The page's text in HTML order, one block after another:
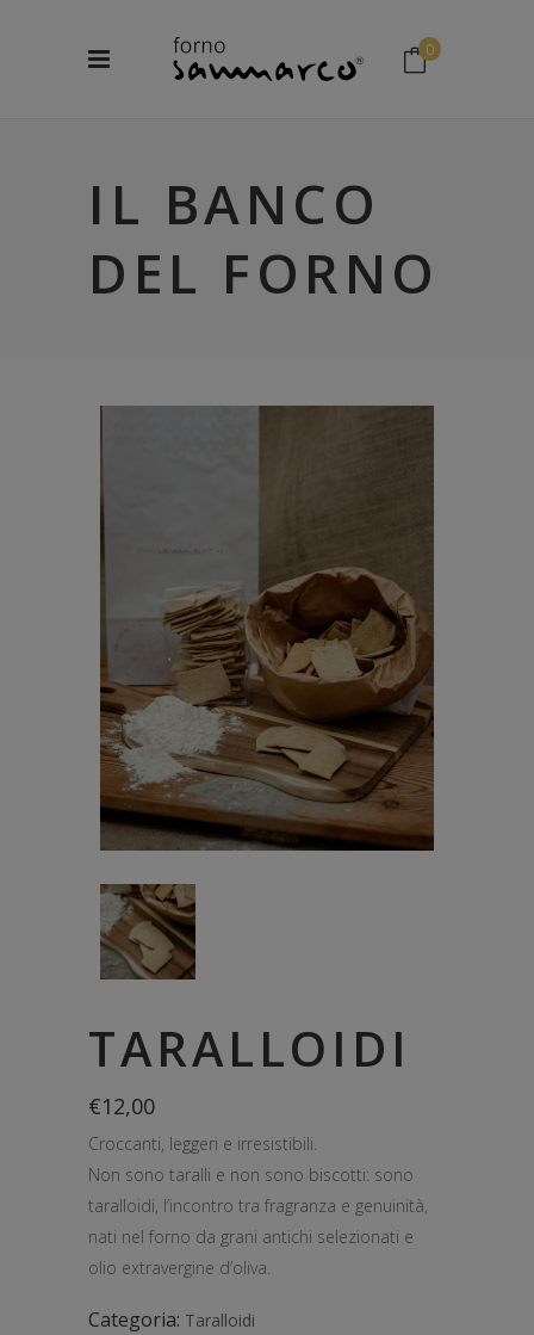
0
IL BANCO
DEL FORNO
TARALLOIDI
€12,00
Croccanti, leggeri e irresistibili.
Non sono taralli e non sono biscotti: sono
taralloidi, l’incontro tra fragranza e genuinità,
nati nel forno da grani antichi selezionati e
olio extravergine d’oliva.
Categoria: Taralloidi